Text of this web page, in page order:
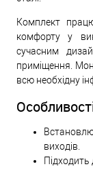
Комплект
комфорту у
сучасним
приміщення.
всю необхідну
виходів.